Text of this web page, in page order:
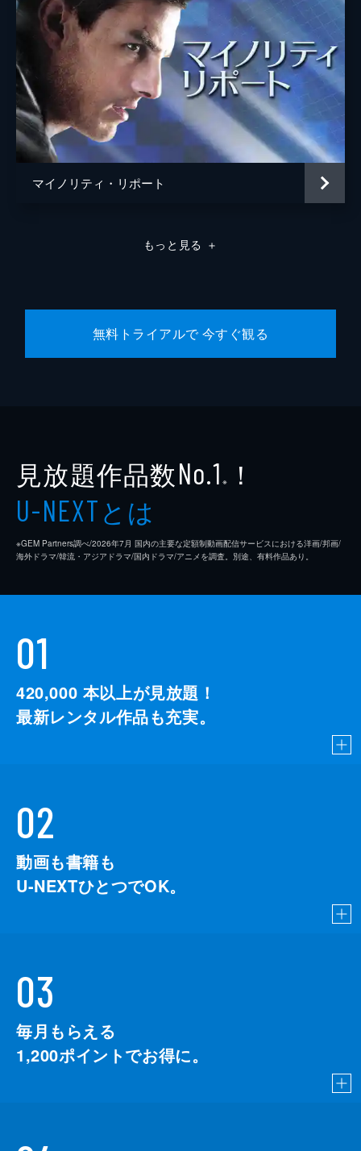
マイノリティ・リポート
もっと見る ＋
無料トライアルで 今すぐ観る
見放題作品数No.1 ※ ！
U-NEXTとは
※GEM Partners調べ/2026年7⽉ 国内の主要な定額制動画配信サービスにおける洋画/邦画/
海外ドラマ/韓流・アジアドラマ/国内ドラマ/アニメを調査。別途、有料作品あり。
01
420,000 本以上が見放題！
最新レンタル作品も充実。
02
動画も書籍も
U-NEXTひとつでOK。
03
毎月もらえる
1,200ポイントでお得に。